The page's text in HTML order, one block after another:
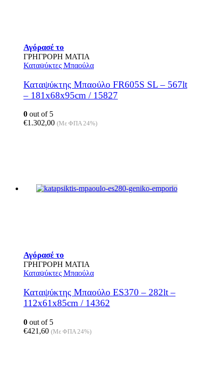
Αγόρασέ το
ΓΡΗΓΡΟΡΗ ΜΑΤΙΑ
Καταψύκτες Μπαούλα
Καταψύκτης Μπαούλο FR605S SL – 567lt
– 181x68x95cm / 15827
0 out of 5
€1.302,00 (Με ΦΠΑ 24%)
Αγόρασέ το
ΓΡΗΓΡΟΡΗ ΜΑΤΙΑ
Καταψύκτες Μπαούλα
Καταψύκτης Μπαούλο ES370 – 282lt –
112x61x85cm / 14362
0 out of 5
€421,60 (Με ΦΠΑ 24%)